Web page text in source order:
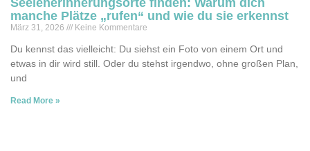
Seelenerinnerungsorte finden: Warum dich
manche Plätze „rufen“ und wie du sie erkennst
März 31, 2026 Keine Kommentare
Du kennst das vielleicht: Du siehst ein Foto von einem Ort und
etwas in dir wird still. Oder du stehst irgendwo, ohne großen Plan,
und
Read More »